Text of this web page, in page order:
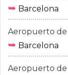
➥ Barcelona
Aeropuerto de
➥ Barcelona
Aeropuerto de